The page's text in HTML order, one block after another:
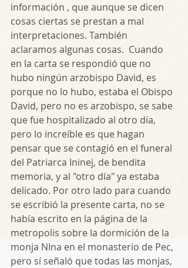
información , que aunque se dicen
cosas ciertas se prestan a mal
interpretaciones. También
aclaramos algunas cosas.  Cuando
en la carta se respondió que no
hubo ningún arzobispo David, es
porque no lo hubo, estaba el Obispo
David, pero no es arzobispo, se sabe
que fue hospitalizado al otro día,
pero lo increíble es que hagan
pensar que se contagió en el funeral
del Patriarca Ininej, de bendita
memoria, y al "otro día" ya estaba
delicado. Por otro lado para cuando
se escribió la presente carta, no se
había escrito en la página de la
metropolis sobre la dormición de la
monja NIna en el monasterio de Pec,
pero sí señaló que todas las monjas,